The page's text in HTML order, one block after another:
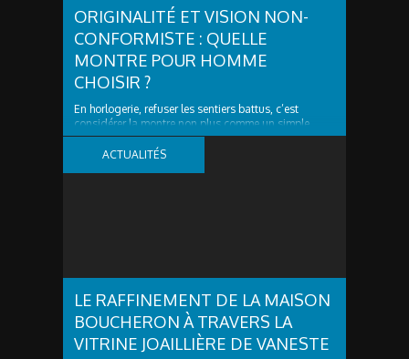
ORIGINALITÉ ET VISION NON-
CONFORMISTE : QUELLE
MONTRE POUR HOMME
CHOISIR ?
En horlogerie, refuser les sentiers battus, c’est
considérer la montre non plus comme un simple
outil, mais comme une signature. Vous ne cherchez
plus seulement un calibre fiable ! Vous désirez un
ACTUALITÉS
LE RAFFINEMENT DE LA MAISON
BOUCHERON À TRAVERS LA
VITRINE JOAILLIÈRE DE VANESTE